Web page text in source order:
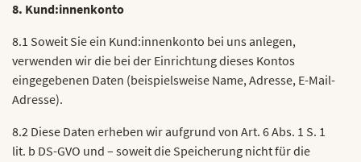
8. Kund:innenkonto
8.1 Soweit Sie ein Kund:innenkonto bei uns anlegen,
verwenden wir die bei der Einrichtung dieses Kontos
eingegebenen Daten (beispielsweise Name, Adresse, E-Mail-
Adresse).
8.2 Diese Daten erheben wir aufgrund von Art. 6 Abs. 1 S. 1
lit. b DS-GVO und – soweit die Speicherung nicht für die